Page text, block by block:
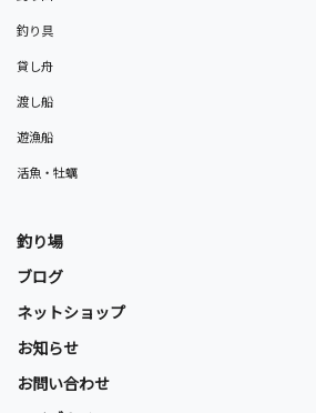
釣り具
貸し舟
渡し船
遊漁船
活魚・牡蠣
釣り場
ブログ
ネットショップ
お知らせ
お問い合わせ